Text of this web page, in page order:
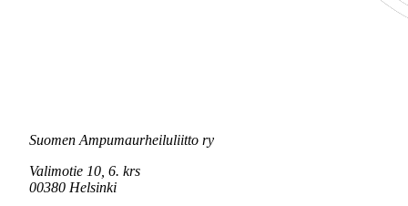
Suomen Ampumaurheiluliitto ry
Valimotie 10, 6. krs
00380 Helsinki